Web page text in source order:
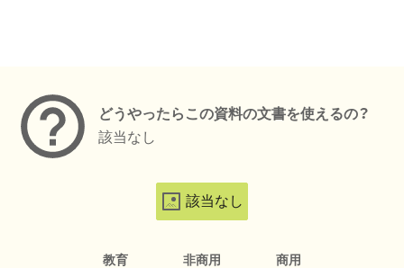
どうやったらこの資料の文書を使えるの？
該当なし
該当なし
教育 非商用 商用